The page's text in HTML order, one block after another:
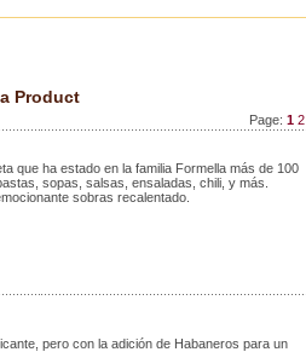
Product
Page: 1 2
que ha estado en la familia Formella más de 100
sopas, salsas, ensaladas, chili, y más.
sobras recalentado.
pero con la adición de Habaneros para un